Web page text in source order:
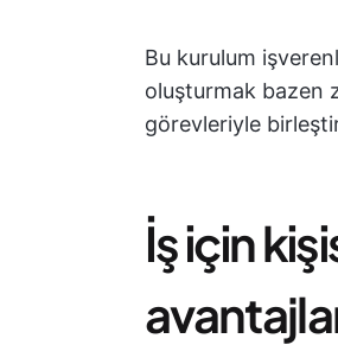
Bu kurulum
oluşturmak bazen
görevleriyle
İş için